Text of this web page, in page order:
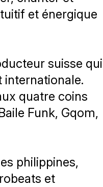
et énergique
suisse qui
internationale.
quatre coins
Funk, Gqom,
philippines,
et